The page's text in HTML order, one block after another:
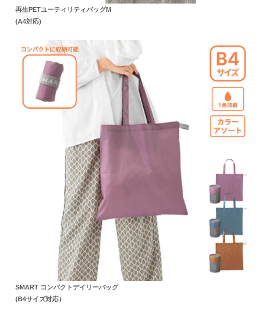
再生PETユーティリティバッグM
(A4対応)
SMART コンパクトデイリーバッグ
(B4サイズ対応）